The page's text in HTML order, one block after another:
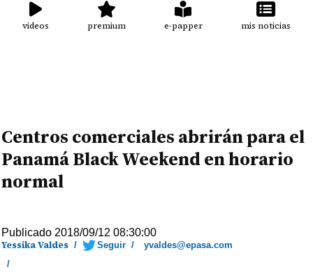
videos premium e-papper mis noticias
Centros comerciales abrirán para el
Panamá Black Weekend en horario
normal
Publicado 2018/09/12 08:30:00
Yessika Valdes / Seguir /
yvaldes@epasa.com
/